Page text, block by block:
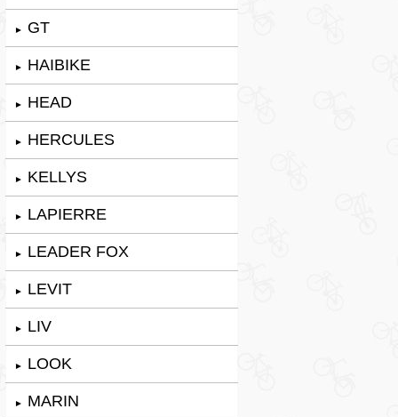
► GT
► HAIBIKE
► HEAD
► HERCULES
► KELLYS
► LAPIERRE
► LEADER FOX
► LEVIT
► LIV
► LOOK
► MARIN